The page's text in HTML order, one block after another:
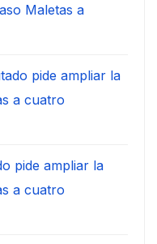
Maletas a
pide ampliar la
a cuatro
pide ampliar la
a cuatro